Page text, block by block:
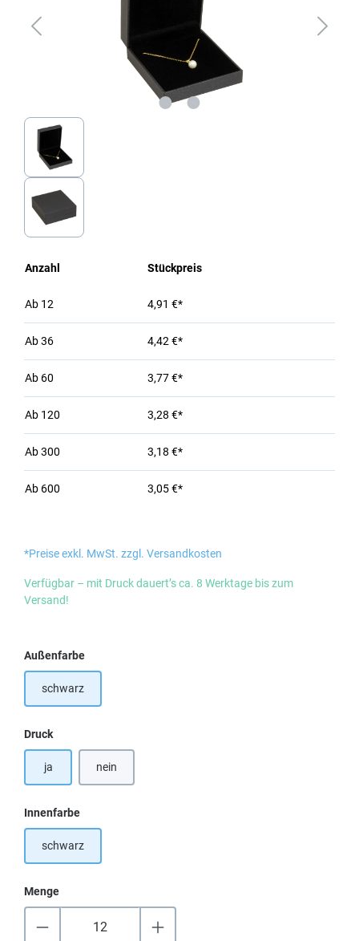
Anzahl Stückpreis
Ab 12 4,91 €*
Ab36 4,42 €*
Ab 60 3,77 €*
Ab 120 3,28 €*
Ab300 3,18 €*
Ab 600 3,05 €*
*Preise exkl. MwSt. zzgl. Versandkosten
Verfügbar – mit Druck dauert’s ca. 8 Werktage bis zum
Versand!
Außenfarbeauswählen
schwarz
Druckauswählen
ja nein
Innenfarbeauswählen
schwarz
Menge